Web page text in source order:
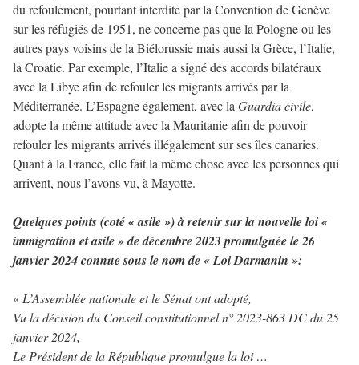
du refoulement, pourtant interdite par la Convention de Genève
sur les réfugiés de 1951, ne concerne pas que la Pologne ou les
autres pays voisins de la Biélorussie mais aussi la Grèce, l’Italie,
la Croatie. Par exemple, l’Italie a signé des accords bilatéraux
avec la Libye afin de refouler les migrants arrivés par la
Méditerranée. L’Espagne également, avec la Guardia civile,
adopte la même attitude avec la Mauritanie afin de pouvoir
refouler les migrants arrivés illégalement sur ses îles canaries.
Quant à la France, elle fait la même chose avec les personnes qui
arrivent, nous l’avons vu, à Mayotte.
Quelques points (coté « asile ») à retenir sur la nouvelle loi «
immigration et asile » de décembre 2023 promulguée le 26
janvier 2024 connue sous le nom de « Loi Darmanin »:
« L’Assemblée nationale et le Sénat ont adopté,
Vu la décision du Conseil constitutionnel n° 2023-863 DC du 25
janvier 2024,
Le Président de la République promulgue la loi …